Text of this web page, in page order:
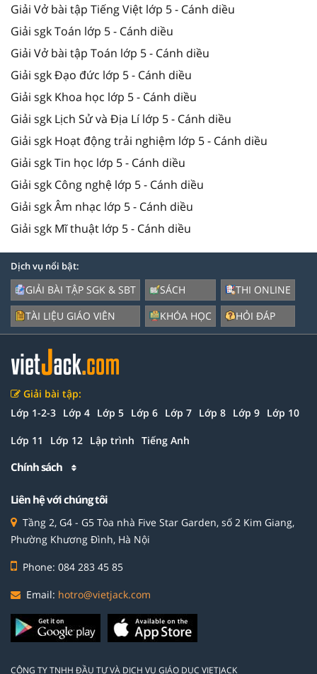
Giải Vở bài tập Tiếng Việt lớp 5 - Cánh diều
Giải sgk Toán lớp 5 - Cánh diều
Giải Vở bài tập Toán lớp 5 - Cánh diều
Giải sgk Đạo đức lớp 5 - Cánh diều
Giải sgk Khoa học lớp 5 - Cánh diều
Giải sgk Lịch Sử và Địa Lí lớp 5 - Cánh diều
Giải sgk Hoạt động trải nghiệm lớp 5 - Cánh diều
Giải sgk Tin học lớp 5 - Cánh diều
Giải sgk Công nghệ lớp 5 - Cánh diều
Giải sgk Âm nhạc lớp 5 - Cánh diều
Giải sgk Mĩ thuật lớp 5 - Cánh diều
Dịch vụ nổi bật:
GIẢI BÀI TẬP SGK & SBT
TÀI LIỆU GIÁO VIÊN
SÁCH
KHÓA HỌC
THI ONLINE
HỎI ĐÁP
Giải bài tập:
Lớp 1-2-3 Lớp 4 Lớp 5 Lớp 6 Lớp 7 Lớp 8 Lớp 9 Lớp 10
Lớp 11 Lớp 12 Lập trình Tiếng Anh
Chính sách
Liên hệ với chúng tôi
Tầng 2, G4 - G5 Tòa nhà Five Star Garden, số 2 Kim Giang,
Phường Khương Đình, Hà Nội
Phone: 084 283 45 85
Email: hotro@vietjack.com
CÔNG TY TNHH ĐẦU TƯ VÀ DỊCH VỤ GIÁO DỤC VIETJACK